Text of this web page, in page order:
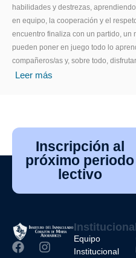
habilidades y destrezas,
en equipo, la cooperación y el
encuentro finaliza con un partido, un
pueden poner en juego todo lo
compañeros/as y, sobre todo,
Leer más
Inscripción al
próximo periodo
lectivo
Equipo
Institucional